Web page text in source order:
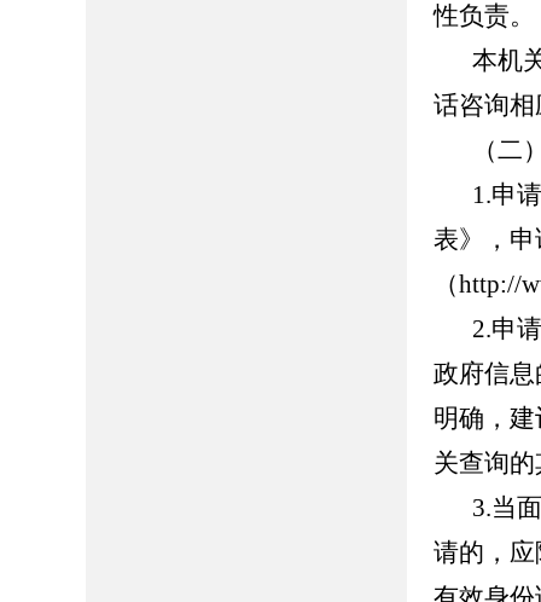
性负责
本机
话咨询
（二
1.申
表》，
（http://
2.申
政府信
明确，
关查询
3.当
请的，